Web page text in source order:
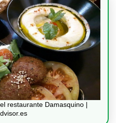
restaurante Damasquino |